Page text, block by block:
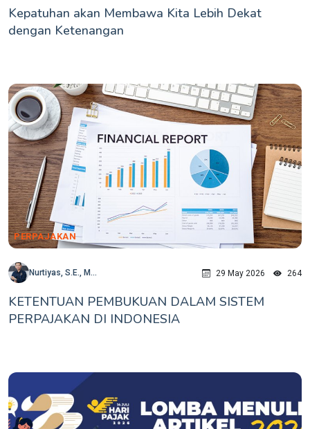
Kepatuhan akan Membawa Kita Lebih Dekat
dengan Ketenangan
PERPAJAKAN
Nurtiyas, S.E., M... 29 May 2026 264
KETENTUAN PEMBUKUAN DALAM SISTEM
PERPAJAKAN DI INDONESIA